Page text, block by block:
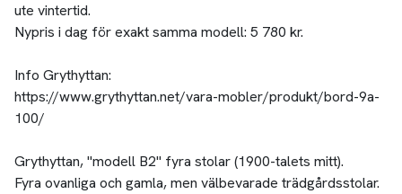
ute vintertid.
Nypris i dag för exakt samma modell: 5 780 kr.
Info Grythyttan:
https://www.grythyttan.net/vara-mobler/produkt/bord-9a-
100/
Grythyttan, "modell B2" fyra stolar (1900-talets mitt).
Fyra ovanliga och gamla, men välbevarade trädgårdsstolar.